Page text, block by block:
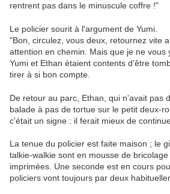
rentrent pas dans le minuscule coffre !"
Le policier sourit à l'argument de Yumi.
"Bon, circulez, vous deux, retournez vite
attention en chemin. Mais que je ne vous
Yumi et Ethan étaient contents d'être
tirer à si bon compte.
De retour au parc, Ethan, qui n'avait pas
balade à pas de tortue sur le petit deux-
c'était un signe : il ferait mieux de
La tenue du policier est faite maison ; le
talkie-walkie sont en mousse de
imprimées. Une seconde est en cours
policiers vont toujours par deux